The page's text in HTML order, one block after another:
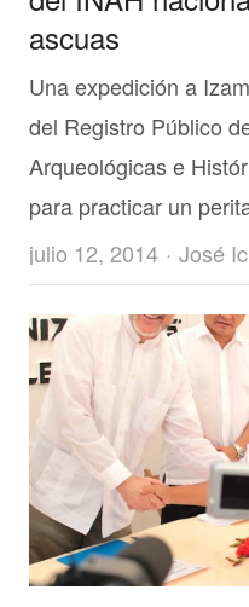
ascuas
Una expedición a
del Registro Público
Arqueológicas e
para practicar un
julio 12, 2014
Author
José Ic